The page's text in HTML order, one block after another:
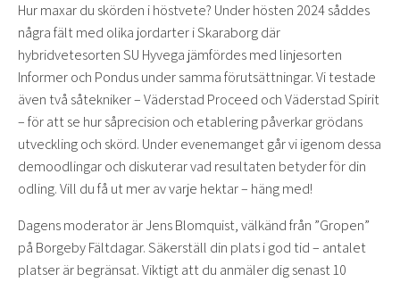
Hur maxar du skörden i höstvete? Under hösten 2024 såddes
några fält med olika jordarter i Skaraborg där
hybridvetesorten SU Hyvega jämfördes med linjesorten
Informer och Pondus under samma förutsättningar. Vi testade
även två såtekniker – Väderstad Proceed och Väderstad Spirit
– för att se hur såprecision och etablering påverkar grödans
utveckling och skörd. Under evenemanget går vi igenom dessa
demoodlingar och diskuterar vad resultaten betyder för din
odling. Vill du få ut mer av varje hektar – häng med!
Dagens moderator är Jens Blomquist, välkänd från ”Gropen”
på Borgeby Fältdagar. Säkerställ din plats i god tid – antalet
platser är begränsat. Viktigt att du anmäler dig senast 10